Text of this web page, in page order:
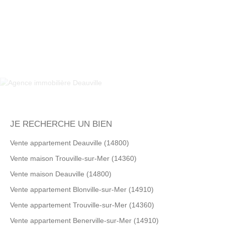
JE RECHERCHE UN BIEN
Vente appartement Deauville (14800)
Vente maison Trouville-sur-Mer (14360)
Vente maison Deauville (14800)
Vente appartement Blonville-sur-Mer (14910)
Vente appartement Trouville-sur-Mer (14360)
Vente appartement Benerville-sur-Mer (14910)